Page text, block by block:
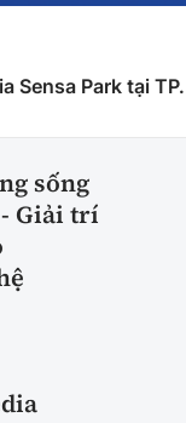
Sensa Park tại
sống
Giải trí